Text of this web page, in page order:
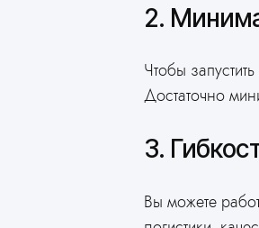
2.
Чтобы
Достаточно
3.
Вы можете